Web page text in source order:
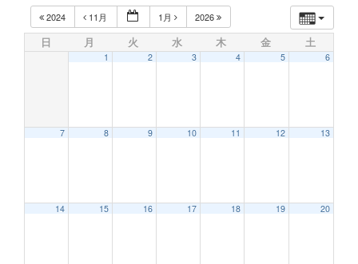
2024 11月 1月 2026
日 月 火 水 木 金 土
1 2 3 4 5 6
7 8 9 10 11 12 13
14 15 16 17 18 19 20